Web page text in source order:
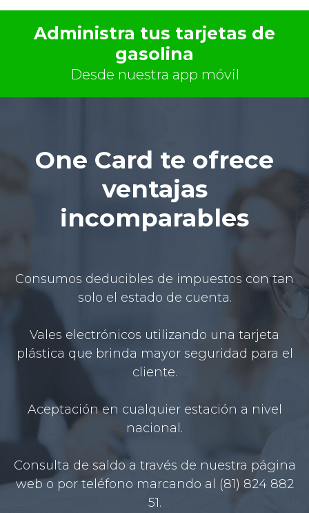
Administra tus tarjetas de
gasolina
Desde nuestra app móvil
One Card te ofrece
ventajas
incomparables
Consumos deducibles de impuestos con tan
solo el estado de cuenta.
Vales electrónicos utilizando una tarjeta
plástica que brinda mayor seguridad para el
cliente.
Aceptación en cualquier estación a nivel
nacional.
Consulta de saldo a través de nuestra página
web o por teléfono marcando al (81) 824 882
51.